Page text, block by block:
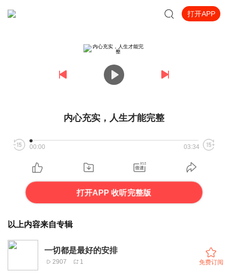
打开APP
内心充实，人生才能完整
00:00 03:34
打开APP 收听完整版
以上内容来自专辑
一切都是最好的安排
2907 1 免费订阅